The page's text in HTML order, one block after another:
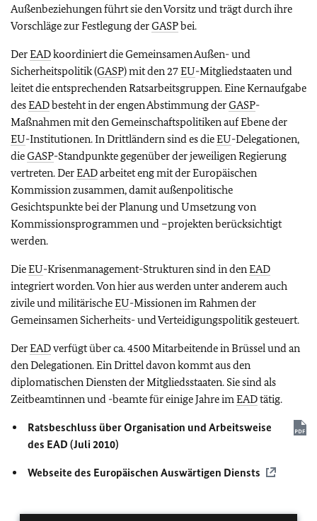
Außenbeziehungen führt sie den Vorsitz und trägt durch ihre
Vorschläge zur Festlegung derGASPbei.
DerEADkoordiniert die Gemeinsamen Außen- und
Sicherheitspolitik (GASP) mit den 27EU-Mitgliedstaaten und
leitet die entsprechenden Ratsarbeitsgruppen. Eine Kernaufgabe
desEADbesteht in der engen Abstimmung derGASP-
Maßnahmen mit den Gemeinschaftspolitiken auf Ebene der
EU-Institutionen. In Drittländern sind es dieEU-Delegationen,
dieGASP-Standpunkte gegenüber der jeweiligen Regierung
vertreten. DerEADarbeitet eng mit der Europäischen
Kommission zusammen, damit außenpolitische
Gesichtspunkte bei der Planung und Umsetzung von
Kommissionsprogrammen und –projekten berücksichtigt
werden.
DieEU-Krisenmanagement-Strukturen sind in denEAD
integriert worden. Von hier aus werden unter anderem auch
zivile und militärischeEU-Missionen im Rahmen der
Gemeinsamen Sicherheits- und Verteidigungspolitik gesteuert.
DerEADverfügt über ca. 4500 Mitarbeitende in Brüssel und an
den Delegationen. Ein Drittel davon kommt aus den
diplomatischen Diensten der Mitgliedsstaaten. Sie sind als
Zeitbeamtinnen und -beamte für einige Jahre imEADtätig.
Ratsbeschluss über Organisation und Arbeitsweise
des EAD (Juli 2010)
Webseite des Europäischen Auswärtigen Diensts